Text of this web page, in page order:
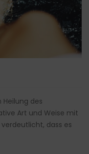
des
Art und Weise mit
dass es